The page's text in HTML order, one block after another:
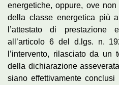
energetiche, oppure, ove
della classe energetica più
l’attestato di prestazione
all’articolo 6 del d.lgs. n.
l’intervento, rilasciato da
della dichiarazione
siano effettivamente